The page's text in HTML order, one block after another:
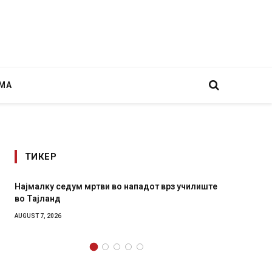
ТИКЕР
во нападот врз училиште
СОЗИС: Украинците повеќе им